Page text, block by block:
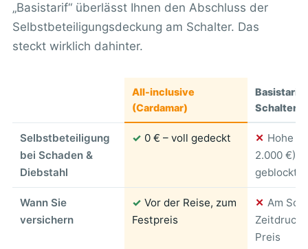
„Basistarif“ überlässt Ihnen den Abschluss der
Selbstbeteiligungsdeckung am Schalter. Das
steckt wirklich dahinter.
All-inclusive
(Cardamar)
Basistarif
Selbstbeteiligung
bei Schaden &
Diebstahl
✓ 0 € – voll gedeckt ✕ Hohe
2.000 €),
geblockt
Wann Sie
versichern
✓ Vor der Reise, zum
Festpreis
✕ Am
Preis